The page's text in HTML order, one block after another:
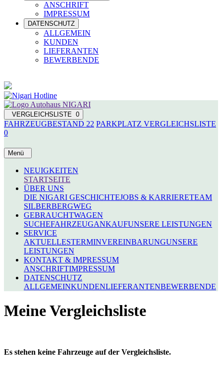
ANSCHRIFT
IMPRESSUM
DATENSCHUTZ
ALLGEMEIN
KUNDEN
LIEFERANTEN
BEWERBENDE
VERGLEICHSLISTE 0
FAHRZEUGBESTAND 22 PARKPLATZ VERGLEICHSLISTE
0
Menü
NEUIGKEITEN
STARTSEITE
ÜBER UNS
DIE NIGARI GESCHICHTEJOBS & KARRIERETEAM
SILBERBERGWEG
GEBRAUCHTWAGEN
SUCHEFAHRZEUGANKAUFUNSERE LEISTUNGEN
SERVICE
AKTUELLESTERMINVEREINBARUNGUNSERE
LEISTUNGEN
KONTAKT & IMPRESSUM
ANSCHRIFTIMPRESSUM
DATENSCHUTZ
ALLGEMEINKUNDENLIEFERANTENBEWERBENDE
Meine Vergleichsliste
Es stehen keine Fahrzeuge auf der Vergleichsliste.